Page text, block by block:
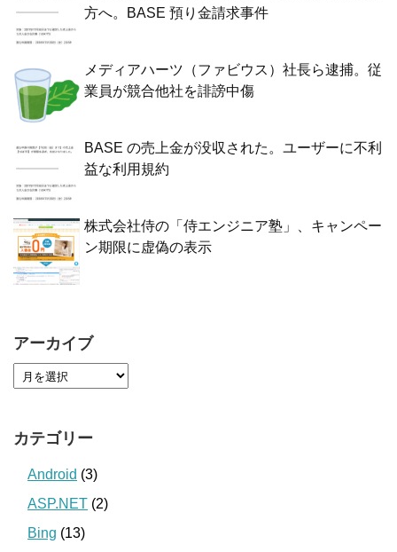
方へ。BASE 預り金請求事件
メディアハーツ（ファビウス）社長ら逮捕。従
業員が競合他社を誹謗中傷
BASE の売上金が没収された。ユーザーに不利
益な利用規約
株式会社侍の「侍エンジニア塾」、キャンペー
ン期限に虚偽の表示
アーカイブ
カテゴリー
Android (3)
ASP.NET (2)
Bing (13)